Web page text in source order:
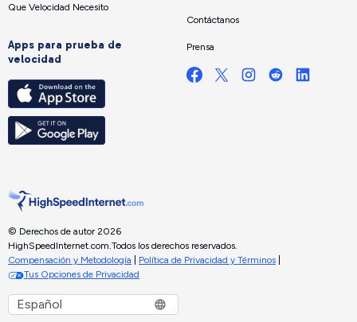
Que Velocidad Necesito
Apps para prueba de
velocidad
Contáctanos
Prensa
© Derechos de autor 2026
HighSpeedInternet.com.Todos los derechos reservados.
Compensación y Metodología
Política de Privacidad y Términos
Tus Opciones de Privacidad